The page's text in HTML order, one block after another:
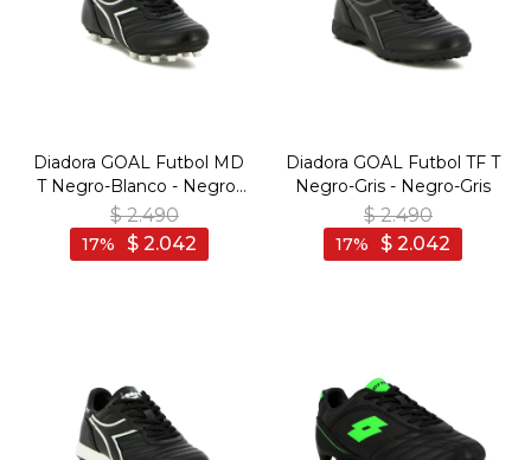
Diadora GOAL Futbol MD
T Negro-Blanco - Negro-
Blanco
$ 2.490
$ 2.042
17
Diadora GOAL Futbol TF T
Negro-Gris - Negro-Gris
$ 2.490
$ 2.042
17